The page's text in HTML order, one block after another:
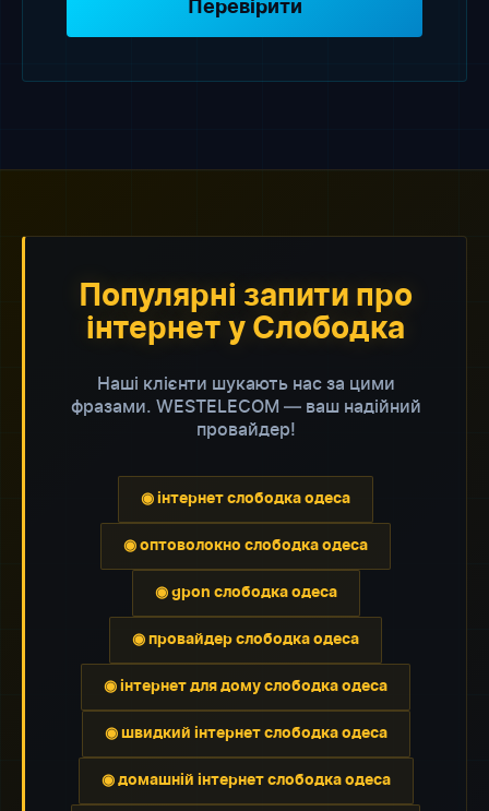
Перевірити
Популярні запити про
інтернет у Слободка
Наші клієнти шукають нас за цими
фразами. WESTELECOM — ваш надійний
провайдер!
◉ інтернет слободка одеса
◉ оптоволокно слободка одеса
◉ gpon слободка одеса
◉ провайдер слободка одеса
◉ інтернет для дому слободка одеса
◉ швидкий інтернет слободка одеса
◉ домашній інтернет слободка одеса